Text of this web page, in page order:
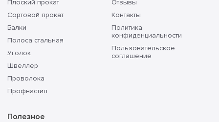
Плоский прокат
Сортовой прокат
Балки
Полоса стальная
Уголок
Швеллер
Проволока
Профнастил
Отзывы
Контакты
Политика
конфиденциальности
Пользовательское
соглашение
Полезное